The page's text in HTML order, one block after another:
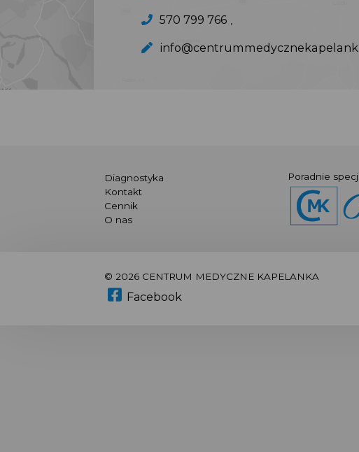
570 799 766
Diagnostyka
Kontakt
Cennik
O nas
Poradnie
© 2026 CENTRUM MEDYCZNE KAPELANKA
Facebook